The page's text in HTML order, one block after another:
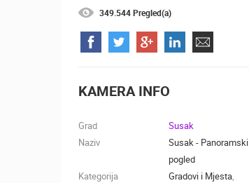
349.544 Pregled(a)
KAMERA INFO
Grad
Susak
Naziv
Susak - Panoramski
pogled
Kategorija
Gradovi i Mjesta,